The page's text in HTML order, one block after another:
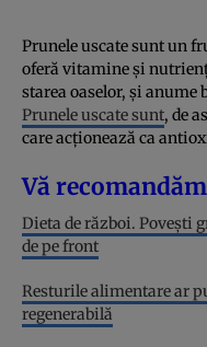
Prunele uscate sunt un
oferă vitamine și
starea oaselor, și
Prunele uscate sunt, de
care acționează ca
Vă
Dieta de război. Povești
de pe front
Resturile alimentare ar
regenerabilă